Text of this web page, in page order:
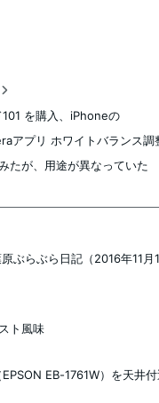
101 を購入、iPhoneの
アプリ ホワイトバランス調
たが、用途が異なっていた
ぶらぶら日記（2016年11月
ト風味
EB-1761W）を天井付